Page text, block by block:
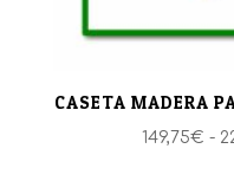
CASETA MADERA
149,75€ -